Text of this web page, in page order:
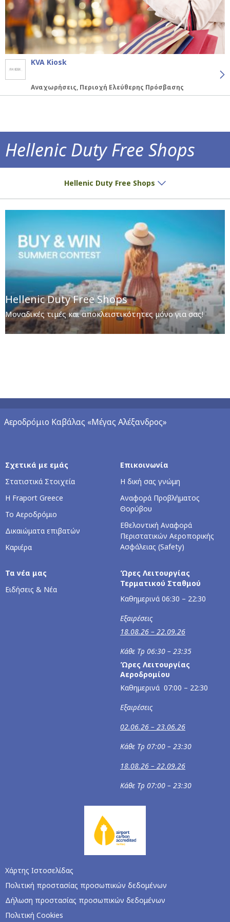
KVA Kiosk
Αναχωρήσεις, Περιοχή Ελεύθερης Πρόσβασης
Hellenic Duty Free Shops
Hellenic Duty Free Shops
Hellenic Duty Free Shops
Μοναδικές τιμές και αποκλειστικότητες μόνο για σας!
Αεροδρόμιο Καβάλας «Μέγας Αλέξανδρος»
Σχετικά με εμάς
Στατιστικά Στοιχεία
Η Fraport Greece
Το Αεροδρόμιο
Δικαιώματα επιβατών
Καριέρα
Επικοινωνία
Η δική σας γνώμη
Αναφορά Προβλήματος
Θορύβου
Εθελοντική Αναφορά
Περιστατικών Αεροπορικής
Ασφάλειας (Safety)
Τα νέα μας
Ειδήσεις & Νέα
Ώρες Λειτουργίας
Τερματικού Σταθμού
Καθημερινά 06:30 – 22:30
Εξαιρέσεις
18.08.26 – 22.09.26
Κάθε Τρ 06:30 – 23:35
Ώρες Λειτουργίας
Αεροδρομίου
Καθημερινά 07:00 – 22:30
Εξαιρέσεις
02.06.26 – 23.06.26
Κάθε Τρ 07:00 – 23:30
18.08.26 – 22.09.26
Κάθε Τρ 07:00 – 23:30
Χάρτης Ιστοσελίδας
Πολιτική προστασίας προσωπικών δεδομένων
Δήλωση προστασίας προσωπικών δεδομένων
Πολιτική Cookies